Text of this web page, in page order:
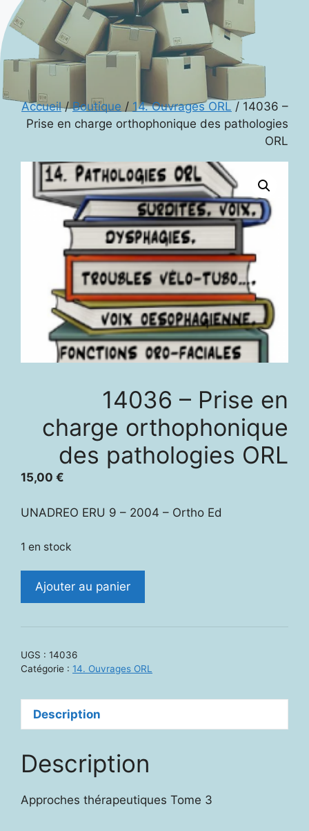
Accueil/Boutique / 14. Ouvrages ORL / 14036 –
Prise en charge orthophonique des pathologies
ORL
14036 – Prise en
charge orthophonique
des pathologies ORL
15,00 €
UNADREO ERU 9 – 2004 – Ortho Ed
1 en stock
quantité
en
orthophonique
des
pathologies
ORL
Ajouter au panier
UGS : 14036
Catégorie : 14. Ouvrages ORL
Description
Description
Approches thérapeutiques Tome 3